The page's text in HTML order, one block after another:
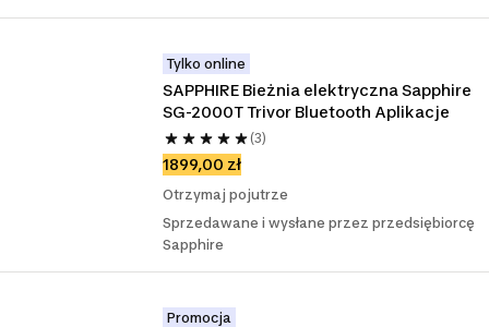
Tylko online
SAPPHIRE Bieżnia elektryczna Sapphire
SG-2000T Trivor Bluetooth Aplikacje
(3)
1899,00 zł
Otrzymaj pojutrze
Sprzedawane i wysłane przez przedsiębiorcę
Sapphire
Promocja